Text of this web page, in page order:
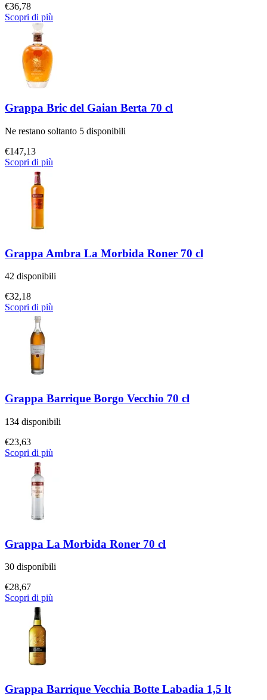
€36,78
Scopri di più
Grappa Bric del Gaian Berta 70 cl
Ne restano soltanto 5 disponibili
€147,13
Scopri di più
Grappa Ambra La Morbida Roner 70 cl
42 disponibili
€32,18
Scopri di più
Grappa Barrique Borgo Vecchio 70 cl
134 disponibili
€23,63
Scopri di più
Grappa La Morbida Roner 70 cl
30 disponibili
€28,67
Scopri di più
Grappa Barrique Vecchia Botte Labadia 1,5 lt